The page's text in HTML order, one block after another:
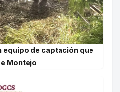
equipo de captación que
Montejo